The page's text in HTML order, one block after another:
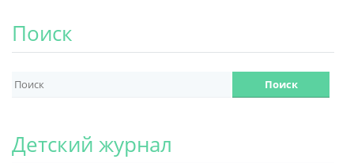
Поиск
Детский журнал